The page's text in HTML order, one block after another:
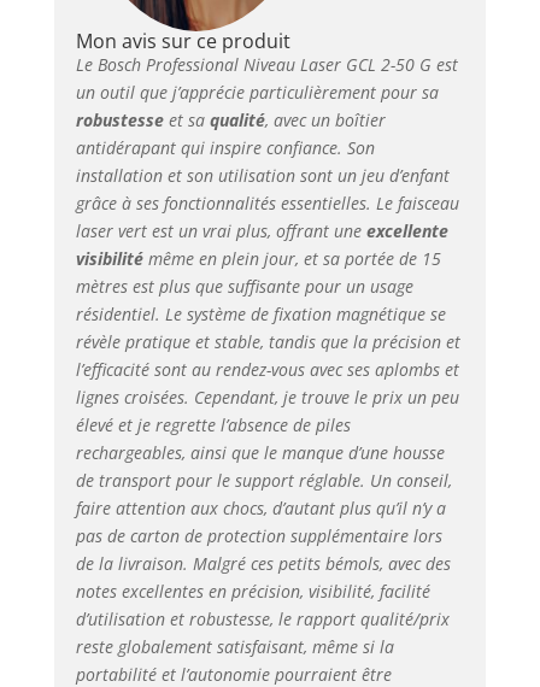
le niveau à lignes GCL
2-50 G offre une
excellente visibilité
grâce à ses lignes
laser horizontale et
verticale de couleur
verte, très lumineuses,
et ses deux points
d’aplomb verts. Ce
niveau laser donne
des résultats précis,
de l’ordre de ± 0,3
mm/m* pour les lignes
laser et ± 0,7 mm/m*
pour les points
d’aplomb. MISE À
L’APLOMB DE
MONTANTS : cet
instrument s’utilise
également pour la
mise à l’aplomb des
montants des cloisons
sèches avec le support
RM 10, qu’il suffit de
positionner au-dessus
des rails métalliques
Mon avis sur ce produit
Le Bosch Professional Niveau Laser GCL 2-50 G est
un outil que j’apprécie particulièrement pour sa
robustesseet sa qualité, avec un boîtier
antidérapant qui inspire confiance. Son
installation et son utilisation sont un jeu d’enfant
grâce à ses fonctionnalités essentielles. Le faisceau
laser vert est un vrai plus, offrant une excellente
visibilitémême en plein jour, et sa portée de 15
mètres est plus que suffisante pour un usage
résidentiel. Le système de fixation magnétique se
révèle pratique et stable, tandis que la précision et
l’efficacité sont au rendez-vous avec ses aplombs et
lignes croisées. Cependant, je trouve le prix un peu
élevé et je regrette l’absence de piles
rechargeables, ainsi que le manque d’une housse
de transport pour le support réglable. Un conseil,
faire attention aux chocs, d’autant plus qu’il n’y a
pas de carton de protection supplémentaire lors
de la livraison. Malgré ces petits bémols, avec des
notes excellentes en précision, visibilité, facilité
d’utilisation et robustesse, le rapport qualité/prix
reste globalement satisfaisant, même si la
portabilité et l’autonomie pourraient être